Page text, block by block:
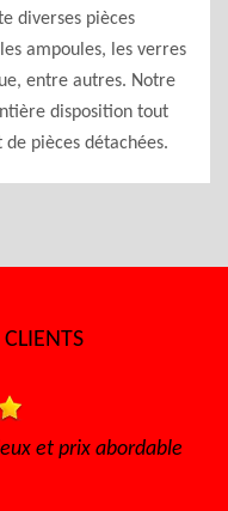
diverses pièces
ampoules, les verres
entre autres. Notre
disposition tout
de pièces détachées.
Des gens consciencieux